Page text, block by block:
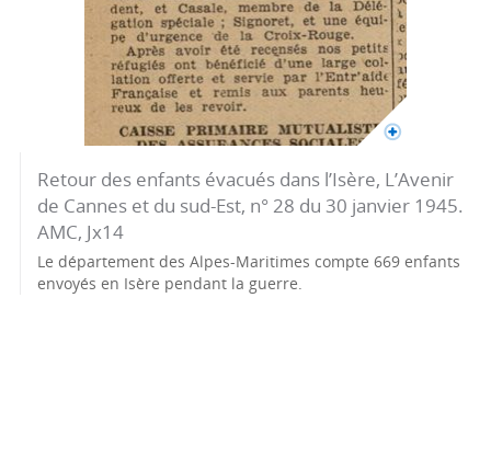
Retour des enfants évacués dans l’Isère, L’Avenir
de Cannes et du sud-Est, n° 28 du 30 janvier 1945.
AMC, Jx14
Le département des Alpes-Maritimes compte 669 enfants
envoyés en Isère pendant la guerre.